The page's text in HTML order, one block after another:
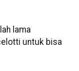
lama
untuk bisa